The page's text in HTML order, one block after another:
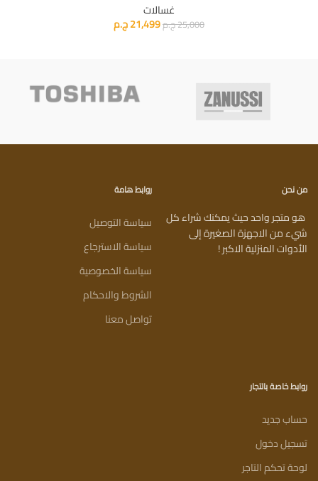
غسالات
25,000ج.م21,499ج.م
من نحن
هو متجر واحد حيث يمكنك شراء كل
شيء من الاجهزة الصغيرة إلى
الأدوات المنزلية الاكبر !
روابط هامة
سياسة التوصيل
سياسة الاسترجاع
سياسة الخصوصية
الشروط والاحكام
تواصل معنا
روابط خاصة بالتجار
حساب جديد
تسجيل دخول
لوحة تحكم التاجر